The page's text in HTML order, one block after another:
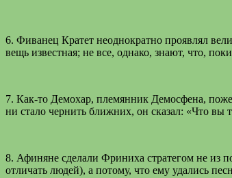
6. Фиванец Кратет неоднократно проявлял
вещь известная; не все, однако, знают, что,
7. Как-то Демохар, племянник Демосфена,
ни стало чернить ближних, он сказал: «Что
8. Афиняне сделали Фриниха стратегом не из
отличать людей), а потому, что ему удались